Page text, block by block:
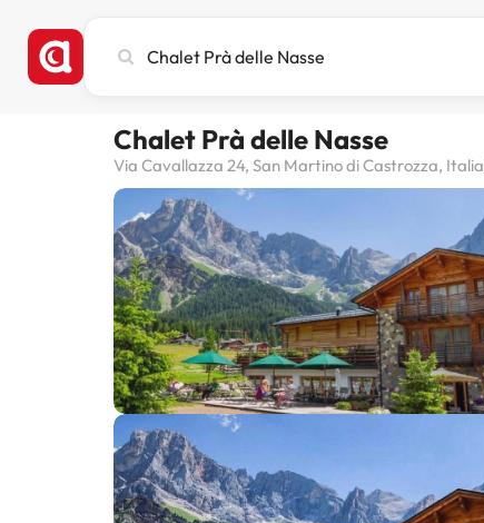
ciudad,
destino
Chalet Prà delle Nasse
Via Cavallazza 24, San Martino di Castrozza, Italia